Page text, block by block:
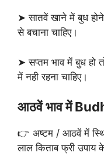
➤ सातवें खाने में बुध
से बचाना चाहिए।
➤ सप्तम भाव में बुध हो
में नही रहना चाहिए।
आठवें भाव में
👉 अष्टम / आठवें में
लाल किताब फ्री